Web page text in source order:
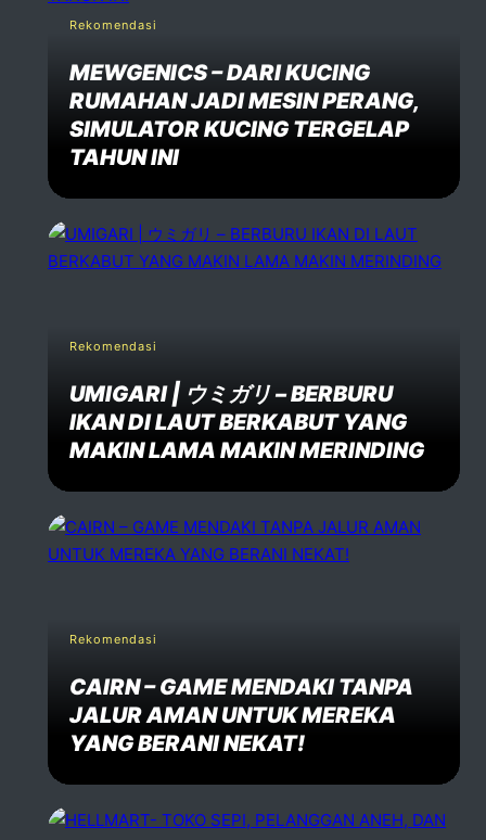
Rekomendasi
MEWGENICS – DARI KUCING
RUMAHAN JADI MESIN PERANG,
SIMULATOR KUCING TERGELAP
TAHUN INI
Rekomendasi
UMIGARI | ウミガリ – BERBURU
IKAN DI LAUT BERKABUT YANG
MAKIN LAMA MAKIN MERINDING
Rekomendasi
CAIRN – GAME MENDAKI TANPA
JALUR AMAN UNTUK MEREKA
YANG BERANI NEKAT!